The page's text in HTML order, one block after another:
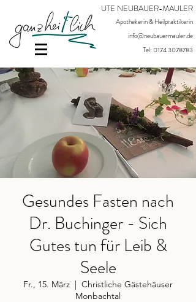
UTE NEUBAUER-MAULER
Apothekerin & Heilpraktikerin
info@neubauermauler.de
Tel:0174 3078783
Gesundes Fasten nach
Dr. Buchinger - Sich
Gutes tun für Leib &
Seele
Fr., 15. März
  |
Christliche Gästehäuser
Monbachtal